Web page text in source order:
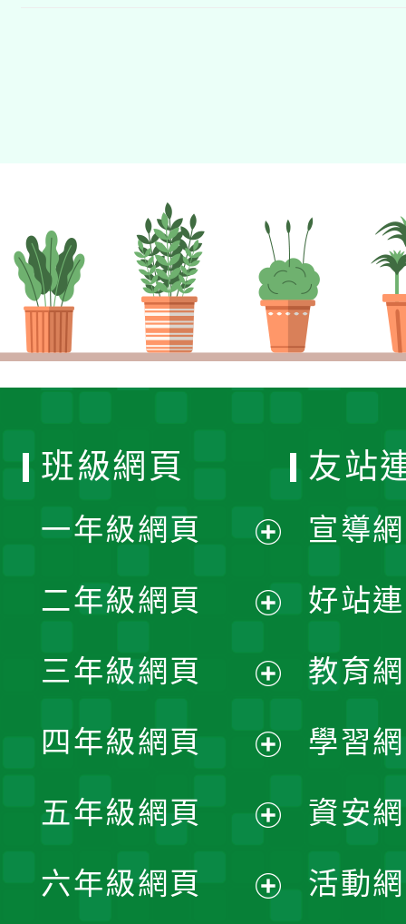
班級網頁
一年級網頁
開
選
單
二年級網頁
開
選
單
三年級網頁
開
選
單
四年級網頁
開
選
五年級網頁
開
六年級網頁
友站
宣導
好站
教育
學習
資安
活動